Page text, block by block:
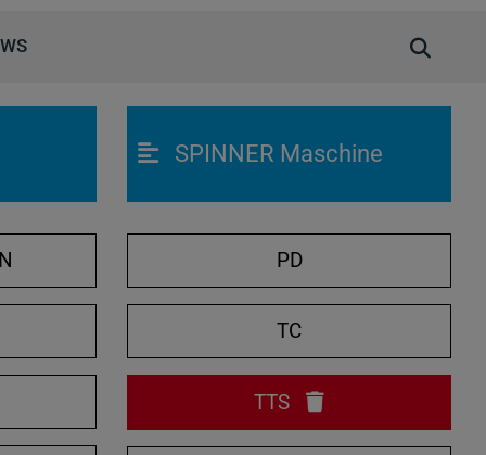
c
ö
f
n
/
c
SPINNER Maschine
PD
TC
TTS